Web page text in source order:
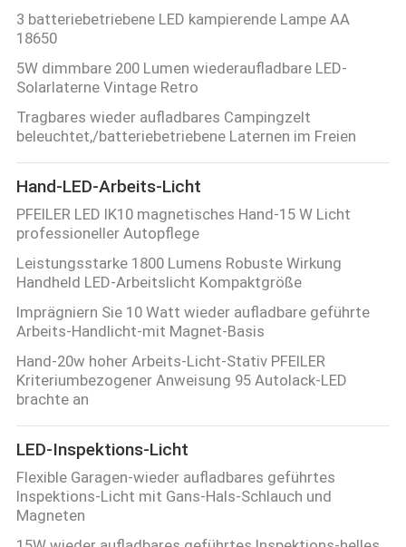
3 batteriebetriebene LED kampierende Lampe AA
18650
5W dimmbare 200 Lumen wiederaufladbare LED-
Solarlaterne Vintage Retro
Tragbares wieder aufladbares Campingzelt
beleuchtet,/batteriebetriebene Laternen im Freien
Hand-LED-Arbeits-Licht
PFEILER LED IK10 magnetisches Hand-15 W Licht
professioneller Autopflege
Leistungsstarke 1800 Lumens Robuste Wirkung
Handheld LED-Arbeitslicht Kompaktgröße
Imprägniern Sie 10 Watt wieder aufladbare geführte
Arbeits-Handlicht-mit Magnet-Basis
Hand-20w hoher Arbeits-Licht-Stativ PFEILER
Kriteriumbezogener Anweisung 95 Autolack-LED
brachte an
LED-Inspektions-Licht
Flexible Garagen-wieder aufladbares geführtes
Inspektions-Licht mit Gans-Hals-Schlauch und
Magneten